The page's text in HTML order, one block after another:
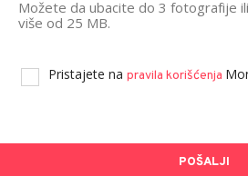
Možete da ubacite do 3 fotografije
više od 25 MB.
Pristajete na pravila korišćenja
POŠALJI